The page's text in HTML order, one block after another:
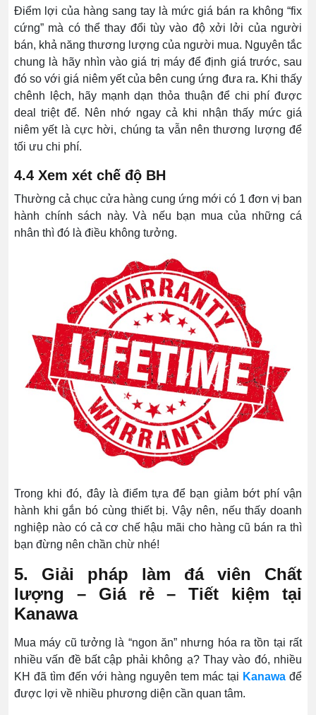
Điểm lợi của hàng sang tay là mức giá bán ra không “fix
cứng” mà có thể thay đổi tùy vào độ xởi lởi của người
bán, khả năng thương lượng của người mua. Nguyên tắc
chung là hãy nhìn vào giá trị máy để định giá trước, sau
đó so với giá niêm yết của bên cung ứng đưa ra. Khi thấy
chênh lệch, hãy mạnh dạn thỏa thuận để chi phí được
deal triệt để. Nên nhớ ngay cả khi nhận thấy mức giá
niêm yết là cực hời, chúng ta vẫn nên thương lượng để
tối ưu chi phí.
4.4 Xem xét chế độ BH
Thường cả chục cửa hàng cung ứng mới có 1 đơn vị ban
hành chính sách này. Và nếu bạn mua của những cá
nhân thì đó là điều không tưởng.
Trong khi đó, đây là điểm tựa để bạn giảm bớt phí vận
hành khi gắn bó cùng thiết bị. Vậy nên, nếu thấy doanh
nghiệp nào có cả cơ chế hậu mãi cho hàng cũ bán ra thì
bạn đừng nên chần chừ nhé!
5. Giải pháp làm đá viên Chất
lượng – Giá rẻ – Tiết kiệm tại
Kanawa
Mua máy cũ tưởng là “ngon ăn” nhưng hóa ra tồn tại rất
nhiều vấn đề bất cập phải không ạ? Thay vào đó, nhiều
KH đã tìm đến với hàng nguyên tem mác tại Kanawa để
được lợi về nhiều phương diện cần quan tâm.